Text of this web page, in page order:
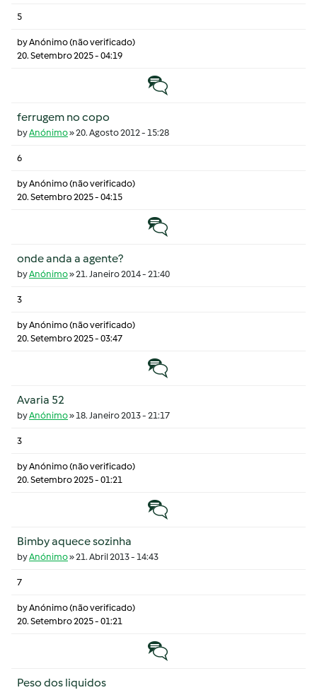
5
byAnónimo (não verificado)
20. Setembro 2025 - 04:19
Tópico normal
ferrugem no copo
byAnónimo»20. Agosto 2012 - 15:28
6
byAnónimo (não verificado)
20. Setembro 2025 - 04:15
Tópico normal
onde anda a agente?
byAnónimo»21. Janeiro 2014 - 21:40
3
byAnónimo (não verificado)
20. Setembro 2025 - 03:47
Tópico normal
Avaria 52
byAnónimo»18. Janeiro 2013 - 21:17
3
byAnónimo (não verificado)
20. Setembro 2025 - 01:21
Tópico normal
Bimby aquece sozinha
byAnónimo»21. Abril 2013 - 14:43
7
byAnónimo (não verificado)
20. Setembro 2025 - 01:21
Tópico normal
Peso dos liquidos